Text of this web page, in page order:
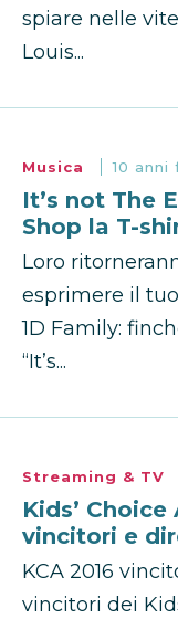
spiare nelle
Louis...
Musica 10 anni
It’s not The
Shop la T-
Loro
esprimere il
1D Family:
“It’s...
Streaming & TV
Kids’
vincitori e
KCA 2016
vincitori dei